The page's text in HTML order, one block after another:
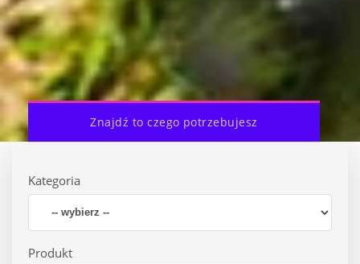
Znajdź to czego potrzebujesz
Kategoria
Produkt